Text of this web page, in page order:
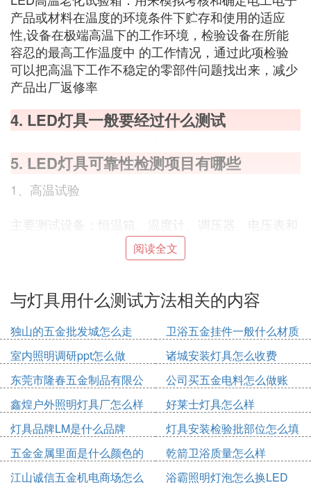
产品或材料在温度的环境条件下贮存和使用的适应
性,设备在极端高温下的工作环境，检验设备在所能
容忍的最高工作温度中 的工作情况，通过此项检验
可以把高温下工作不稳定的零部件问题找出来，减少
产品出厂返修率
4. LED灯具一般要经过什么测试
5. LED灯具可靠性检测项目有哪些
1、高温试验
主要测试设备：恒温箱、温度计、调压器、电压表和
测试数量：10个。
测试方法：把待测灯具放进恒温箱，连接电路，把调
压器的输出电压调至180V（调压器仅给待测灯具供
电），打开恒温箱电源，把温度设定在60℃，待箱
内的温度升至60℃时打开灯具的电源，观察灯具是
否正常工作，然后把调压器升至250V，让其工作24
小时，观察实验结果。若发生灯具损坏材料受热变形
等异常现象时则该项实验为不合格。
阅读全文
与灯具用什么测试方法相关的内容
独山的五金批发城怎么走
卫浴五金挂件一般什么材质
的好
室内照明调研ppt怎么做
诸城安装灯具怎么收费
东莞市隆春五金制品有限公
司怎么样
公司买五金电料怎么做账
鑫煌户外照明灯具厂怎么样
好莱士灯具怎么样
灯具品牌LM是什么品牌
灯具安装检验批部位怎么填
五金金属里面是什么颜色的
乾箭卫浴质量怎么样
江山诚信五金机电商场怎么
浴霸照明灯泡怎么换LED